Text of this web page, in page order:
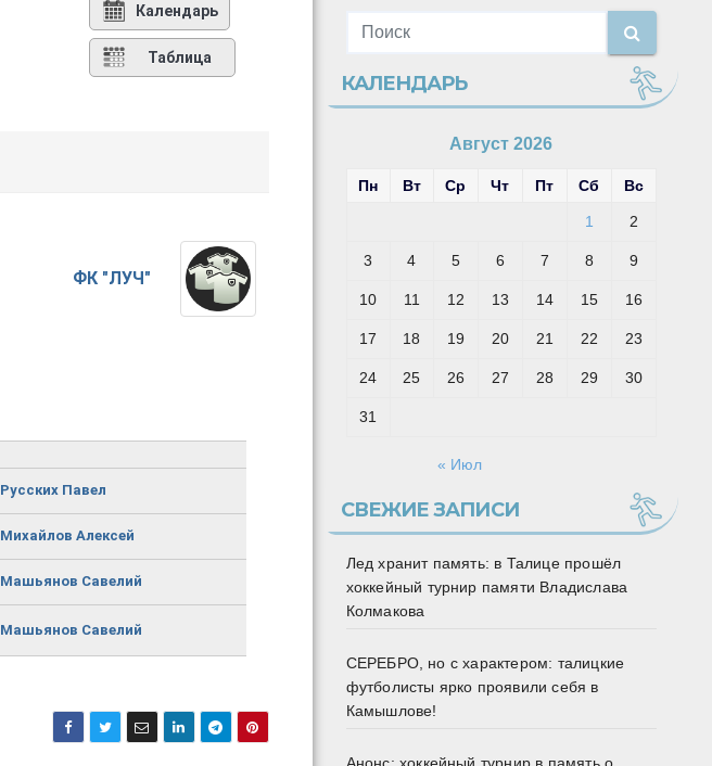
Календарь
Таблица
ФК "ЛУЧ"
Русских Павел
Михайлов Алексей
Машьянов Савелий
Машьянов Савелий
КАЛЕНДАРЬ
Август 2026
Пн Вт Ср Чт Пт Сб Вс
1 2
3 4 5 6 7 8 9
10 11 12 13 14 15 16
17 18 19 20 21 22 23
24 25 26 27 28 29 30
31
« Июл
СВЕЖИЕ ЗАПИСИ
Лед хранит память: в Талице прошёл
хоккейный турнир памяти Владислава
Колмакова
СЕРЕБРО, но с характером: талицкие
футболисты ярко проявили себя в
Камышлове!